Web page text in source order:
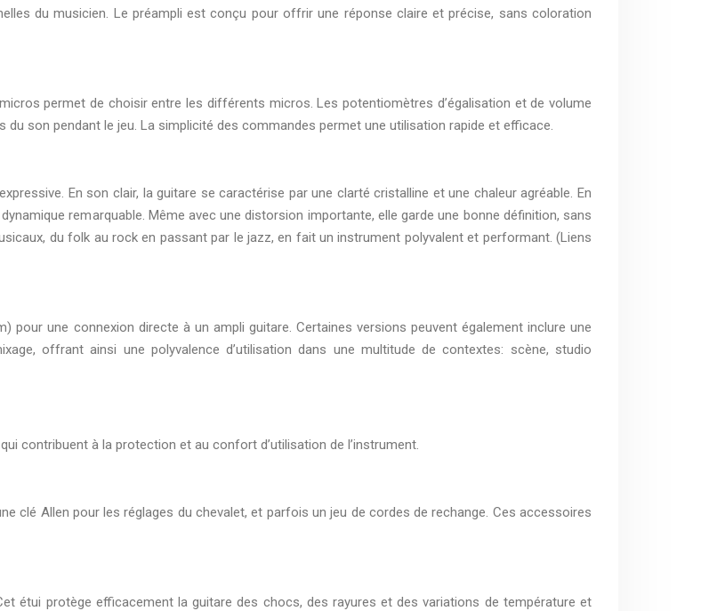
du musicien. Le préampli est conçu pour offrir une réponse claire et précise, sans coloration
permet de choisir entre les différents micros. Les potentiomètres d’égalisation et de volume
son pendant le jeu. La simplicité des commandes permet une utilisation rapide et efficace.
En son clair, la guitare se caractérise par une clarté cristalline et une chaleur agréable. En
remarquable. Même avec une distorsion importante, elle garde une bonne définition, sans
du folk au rock en passant par le jazz, en fait un instrument polyvalent et performant. (Liens
pour une connexion directe à un ampli guitare. Certaines versions peuvent également inclure une
offrant ainsi une polyvalence d’utilisation dans une multitude de contextes: scène, studio
contribuent à la protection et au confort d’utilisation de l’instrument.
clé Allen pour les réglages du chevalet, et parfois un jeu de cordes de rechange. Ces accessoires
étui protège efficacement la guitare des chocs, des rayures et des variations de température et